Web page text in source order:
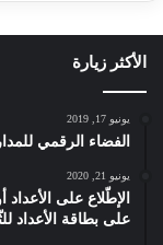
الأكثر زيارة
يونيو 17, 2019
الفضاء الرقمي
يونيو 21, 2020
الإطّلاع على
على بطاقة الأعداد